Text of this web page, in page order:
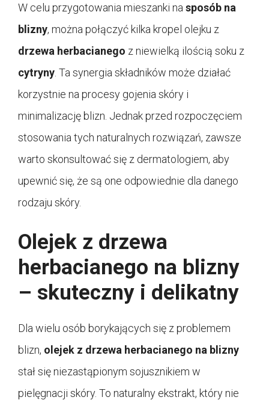
W celu przygotowania mieszanki na sposób na
blizny, można połączyć kilka kropel olejku z
drzewa herbacianego z niewielką ilością soku z
cytryny . Ta synergia składników może działać
korzystnie na procesy gojenia skóry i
minimalizację blizn. Jednak przed rozpoczęciem
stosowania tych naturalnych rozwiązań, zawsze
warto skonsultować się z dermatologiem, aby
upewnić się, że są one odpowiednie dla danego
rodzaju skóry.
Olejek z drzewa
herbacianego na blizny
– skuteczny i delikatny
Dla wielu osób borykających się z problemem
blizn, olejek z drzewa herbacianego na blizny
stał się niezastąpionym sojusznikiem w
pielęgnacji skóry. To naturalny ekstrakt, który nie